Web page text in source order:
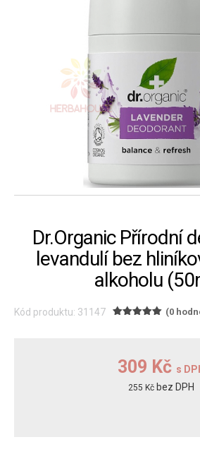
Dr.Organic Přírodní
levandulí bez
alkoholu
Kód produktu: 31147 (0
309 Kč s
255 Kč bez DPH